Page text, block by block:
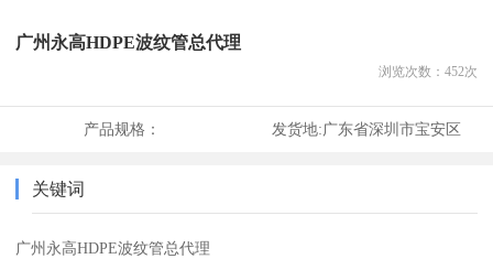
广州永高HDPE波纹管总代理
浏览次数： 452次
产品规格： 发货地:广东省深圳市宝安区
关键词
广州永高HDPE波纹管总代理